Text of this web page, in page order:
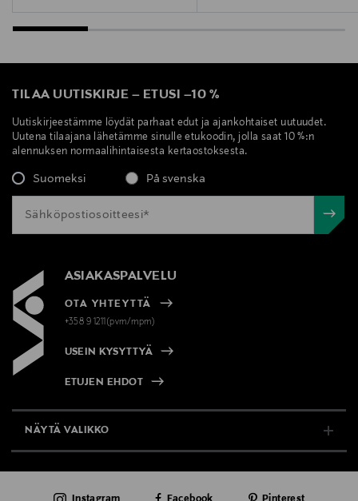
TILAA UUTISKIRJE – ETUSI –10 %
Uutiskirjeestämme löydät parhaat edut ja ajankohtaiset uutuudet.
Uutena tilaajana lähetämme sinulle etukoodin, jolla saat 10 %:n
alennuksen normaalihintaisesta kertaostoksesta.
Suomeksi På svenska
ASIAKASPALVELU
OTA YHTEYTTÄ
+358 9 1211(pvm/mpm)
USEIN KYSYTTYÄ
ETUJEN EHDOT
NÄYTÄ VALIKKO